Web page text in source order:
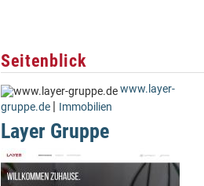
Seitenblick
www.layer-
gruppe.de | Immobilien
Layer Gruppe